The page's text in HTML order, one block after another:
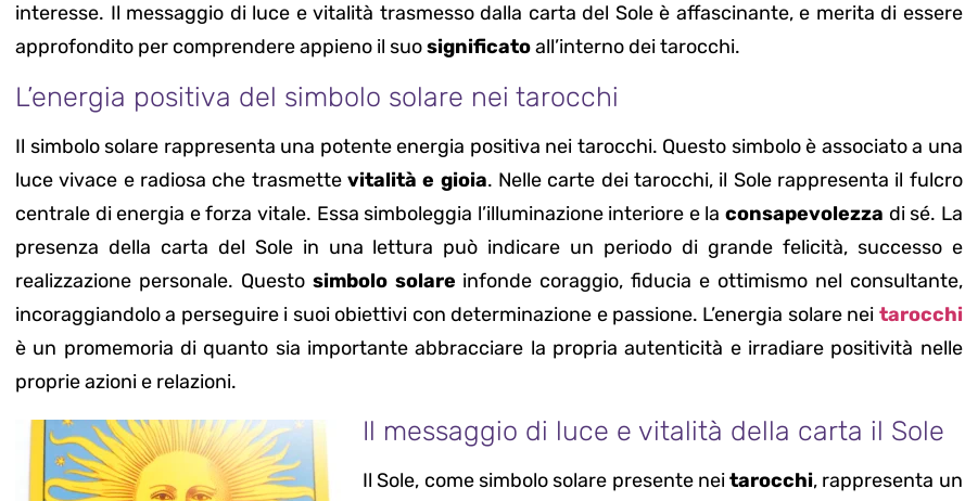
interesse. Il messaggio di luce e vitalità trasmesso dalla carta del Sole è affascinante, e merita di essere
approfondito per comprendere appieno il suosignificatoall’interno dei tarocchi.
L’energia positiva del simbolo solare nei tarocchi
Il simbolo solare rappresenta una potente energia positiva nei tarocchi. Questo simbolo è associato a una
luce vivace e radiosa che trasmettevitalità e gioia. Nelle carte dei tarocchi, il Sole rappresenta il fulcro
centrale di energia e forza vitale. Essa simboleggia l’illuminazione interiore e laconsapevolezza di sé. La
presenza della carta del Sole in una lettura può indicare un periodo di grande felicità, successo e
realizzazione personale. Questo simbolo solare infonde coraggio, fiducia e ottimismo nel consultante,
incoraggiandolo a perseguire i suoi obiettivi con determinazione e passione. L’energia solare nei tarocchi
è un promemoria di quanto sia importante abbracciare la propria autenticità e irradiare positività nelle
proprie azioni e relazioni.
Il messaggio di luce e vitalità della carta il Sole
Il Sole, come simbolo solare presente neitarocchi, rappresenta un